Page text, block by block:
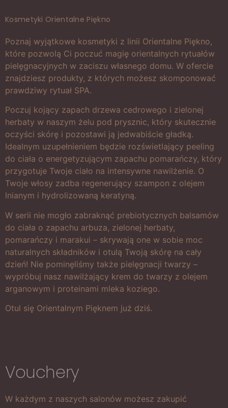
Kosmetyki Orientalne Piękno
Poznaj wyjątkowe kosmetyki z linii Orientalne Piękno,
które pozwolą Ci poczuć magię orientalnych rytuałów
pielęgnacyjnych w zaciszu własnego domu. W ofercie
znajdziesz produkty, z których możesz skomponować
prawdziwy rytuał SPA.
Poczuj kojący zapach drzewa cedrowego i zielonej
herbaty w naszym żelu pod prysznic, który skutecznie
oczyści skórę i pozostawi ją jedwabiście gładką.
Idealnym uzupełnieniem będzie rozświetlający peeling
do ciała o energetyzującym zapachu pomarańczy, który
przygotuje Twoje ciało na intensywne nawilżenie. O
Twoje włosy zadba regenerujący szampon z olejem
lnianym i hydrolizowaną keratyną.
W serii nie mogło zabraknąć prebiotycznych balsamów
do ciała o zapachu arbuza, zielonej herbaty,
pomarańczy i marakui – skrywają one w sobie moc
naturalnych składników i otulą Twoją skórę na cały
dzień! Nie pominęliśmy także pielęgnacji twarzy –
wypróbuj nasz nawilżający krem do twarzy z olejem
arganowym i proteinami mleka koziego.
Otul się Orientalnym Pięknem już dziś.
Vouchery
W każdym z naszych salonów możesz zakupić